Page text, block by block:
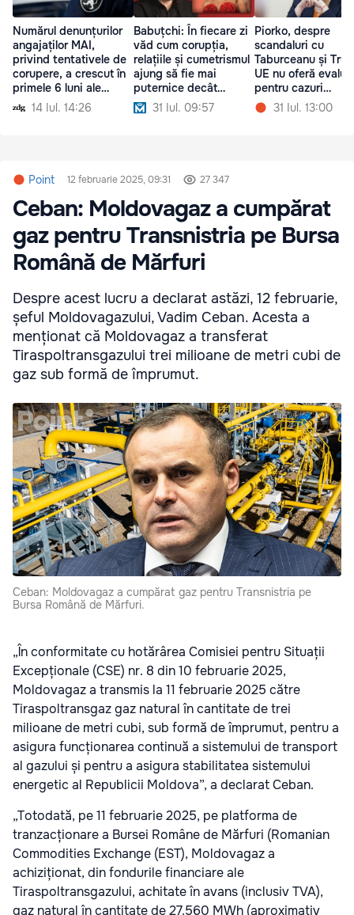
Numărul denunțurilor
angajaților MAI,
privind tentativele de
corupere, a crescut în
primele 6 luni ale
anului14 Iul. 14:26
Babuțchi: În fiecare zi
văd cum corupția,
relațiile și cumetrismul
ajung să fie mai
puternice decât
adevărul
31 Iul. 09:57
Piorko, despre
scandaluri cu
Taburceanu și
UE nu oferă
pentru cazuri
individuale
31 Iul. 13:00
Point 12 februarie 2025, 09:31 27 347
Ceban: Moldovagaz a cumpărat
gaz pentru Transnistria pe Bursa
Română de Mărfuri
Despre acest lucru a declarat astăzi, 12 februarie,
șeful Moldovagazului, Vadim Ceban. Acesta a
menționat că Moldovagaz a transferat
Tiraspoltransgazului trei milioane de metri cubi de
gaz sub formă de împrumut.
Ceban: Moldovagaz a cumpărat gaz pentru Transnistria pe
Bursa Română de Mărfuri.
„În conformitate cu hotărârea Comisiei pentru Situații
Excepționale (CSE) nr. 8 din 10 februarie 2025,
Moldovagaz a transmis la 11 februarie 2025 către
Tiraspoltransgaz gaz natural în cantitate de trei
milioane de metri cubi, sub formă de împrumut, pentru a
asigura funcționarea continuă a sistemului de transport
al gazului și pentru a asigura stabilitatea sistemului
energetic al Republicii Moldova”, a declarat Ceban.
„Totodată, pe 11 februarie 2025, pe platforma de
tranzacționare a Bursei Române de Mărfuri (Romanian
Commodities Exchange (EST), Moldovagaz a
achiziționat, din fondurile financiare ale
Tiraspoltransgazului, achitate în avans (inclusiv TVA),
gaz natural în cantitate de 27.560 MWh (aproximativ